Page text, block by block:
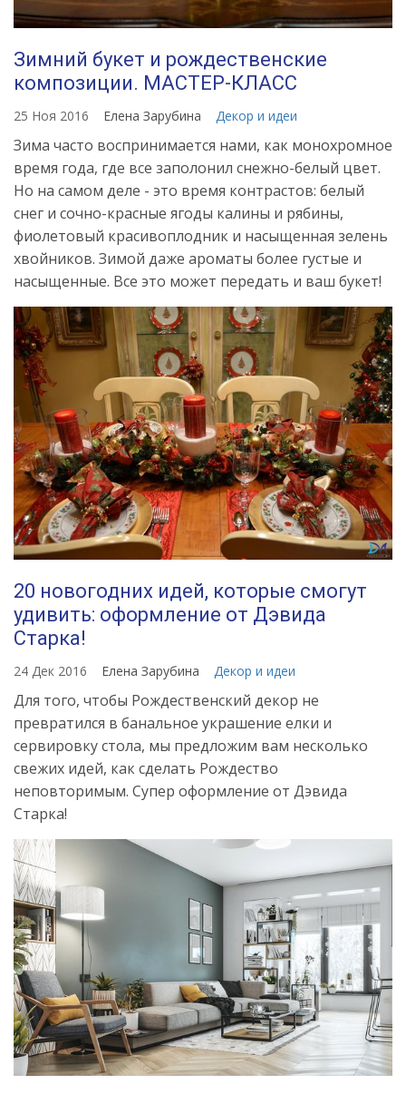
Зимний букет и рождественские
композиции. МАСТЕР-КЛАСС
25 Ноя 2016 Елена Зарубина Декор и идеи
Зима часто воспринимается нами, как монохромное
время года, где все заполонил снежно-белый цвет.
Но на самом деле - это время контрастов: белый
снег и сочно-красные ягоды калины и рябины,
фиолетовый красивоплодник и насыщенная зелень
хвойников. Зимой даже ароматы более густые и
насыщенные. Все это может передать и ваш букет!
20 новогодних идей, которые смогут
удивить: оформление от Дэвида
Старка!
24 Дек 2016 Елена Зарубина Декор и идеи
Для того, чтобы Рождественский декор не
превратился в банальное украшение елки и
сервировку стола, мы предложим вам несколько
свежих идей, как сделать Рождество
неповторимым. Супер оформление от Дэвида
Старка!